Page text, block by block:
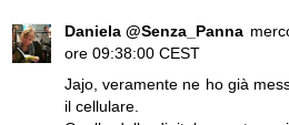
Daniela @Senza_Panna
ore 09:38:00 CEST
Jajo, veramente ne ho già
il cellulare.